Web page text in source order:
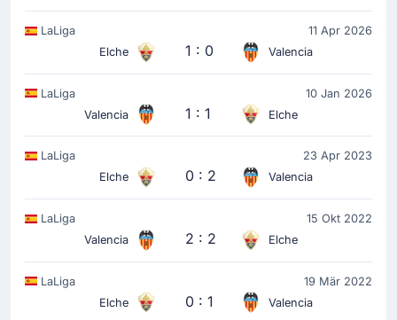
LaLiga
11 Apr 2026
Elche
1 : 0 Valencia
LaLiga
10 Jan 2026
Valencia
1 : 1 Elche
LaLiga
23 Apr 2023
Elche
0 : 2 Valencia
LaLiga
15 Okt 2022
Valencia
2 : 2 Elche
LaLiga
19 Mär 2022
Elche
0 : 1 Valencia